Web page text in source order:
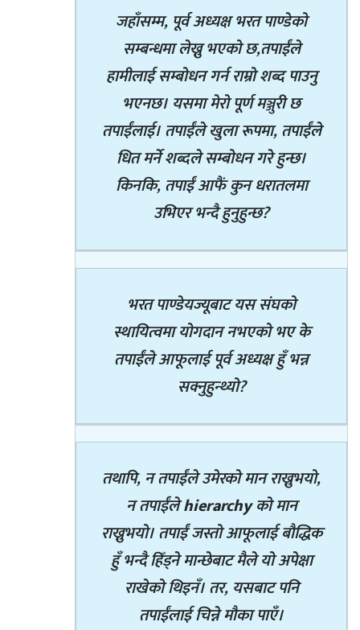
जहाँसम्म, पूर्व अध्यक्ष भरत पाण्डेको
सम्बन्धमा लेख्नु भएको छ,तपाईंले
हामीलाई सम्बोधन गर्न राम्रो शब्द पाउनु
भएनछ। यसमा मेरो पूर्ण मञ्जुरी छ
तपाईंलाई। तपाईंले खुला रूपमा, तपाईंले
धित मर्ने शब्दले सम्बोधन गरे हुन्छ।
किनकि, तपाईं आफैं कुन धरातलमा
उभिएर भन्दै हुनुहुन्छ?
भरत पाण्डेयज्यूबाट यस संघको
स्थायित्वमा योगदान नभएको भए के
तपाईंले आफूलाई पूर्व अध्यक्ष हुँ भन्न
सक्नुहुन्थ्यो?
तथापि, न तपाईंले उमेरको मान राख्नुभयो,
न तपाईंलेhierarchyको मान
राख्नुभयो। तपाईं जस्तो आफूलाई बौद्धिक
हुँ भन्दै हिँड्ने मान्छेबाट मैले यो अपेक्षा
राखेको थिइनँ। तर, यसबाट पनि
तपाईंलाई चिन्ने मौका पाएँ।